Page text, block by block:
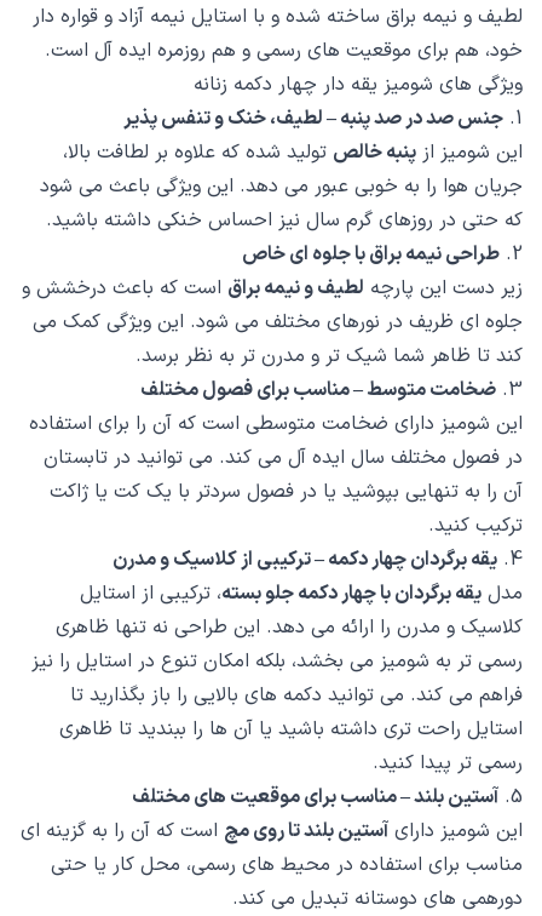
لطیف و نیمه براق ساخته شده و با استایل نیمه آزاد و قواره دار
خود، هم برای موقعیت های رسمی و هم روزمره ایده آل است.
ویژگی های شومیز یقه دار چهار دکمه زنانه
1. جنس صد در صد پنبه – لطیف، خنک و تنفس پذیر
این شومیز از پنبه خالص تولید شده که علاوه بر لطافت بالا،
جریان هوا را به خوبی عبور می دهد. این ویژگی باعث می شود
که حتی در روزهای گرم سال نیز احساس خنکی داشته باشید.
2. طراحی نیمه براق با جلوه ای خاص
زیر دست این پارچه لطیف و نیمه براق است که باعث درخشش و
جلوه ای ظریف در نورهای مختلف می شود. این ویژگی کمک می
کند تا ظاهر شما شیک تر و مدرن تر به نظر برسد.
3. ضخامت متوسط – مناسب برای فصول مختلف
این شومیز دارای ضخامت متوسطی است که آن را برای استفاده
در فصول مختلف سال ایده آل می کند. می توانید در تابستان
آن را به تنهایی بپوشید یا در فصول سردتر با یک کت یا ژاکت
ترکیب کنید.
4. یقه برگردان چهار دکمه – ترکیبی از کلاسیک و مدرن
مدل یقه برگردان با چهار دکمه جلو بسته، ترکیبی از استایل
کلاسیک و مدرن را ارائه می دهد. این طراحی نه تنها ظاهری
رسمی تر به شومیز می بخشد، بلکه امکان تنوع در استایل را نیز
فراهم می کند. می توانید دکمه های بالایی را باز بگذارید تا
استایل راحت تری داشته باشید یا آن ها را ببندید تا ظاهری
رسمی تر پیدا کنید.
5. آستین بلند – مناسب برای موقعیت های مختلف
این شومیز دارای آستین بلند تا روی مچ است که آن را به گزینه ای
مناسب برای استفاده در محیط های رسمی، محل کار یا حتی
دورهمی های دوستانه تبدیل می کند.